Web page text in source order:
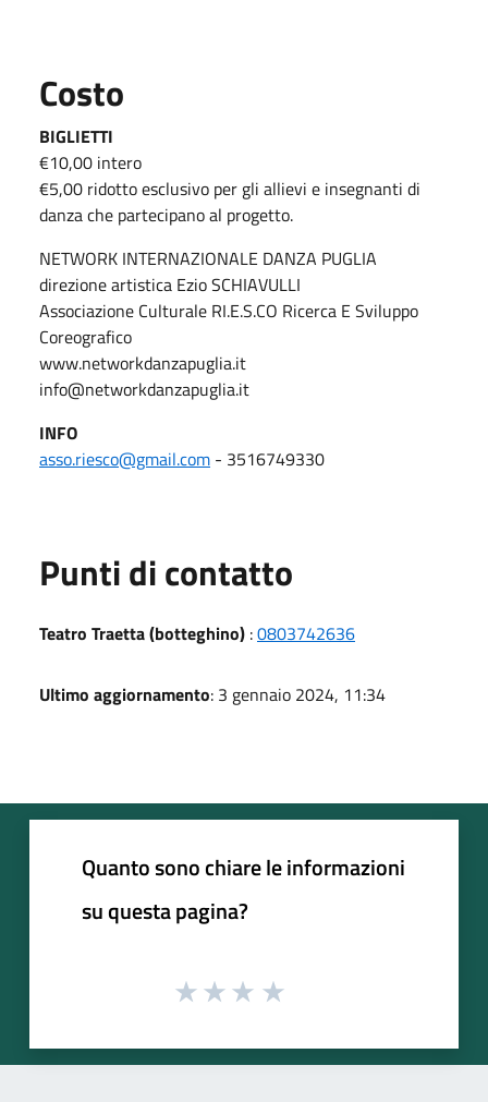
Costo
BIGLIETTI
€10,00 intero
€5,00 ridotto esclusivo per gli allievi e insegnanti di
danza che partecipano al progetto.
NETWORK INTERNAZIONALE DANZA PUGLIA
direzione artistica Ezio SCHIAVULLI
Associazione Culturale RI.E.S.CO Ricerca E Sviluppo
Coreografico
www.networkdanzapuglia.it
info@networkdanzapuglia.it
INFO
asso.riesco@gmail.com - 3516749330
Punti di contatto
Teatro Traetta (botteghino) :0803742636
Ultimo aggiornamento: 3 gennaio 2024, 11:34
Quanto sono chiare le informazioni
su questa pagina?